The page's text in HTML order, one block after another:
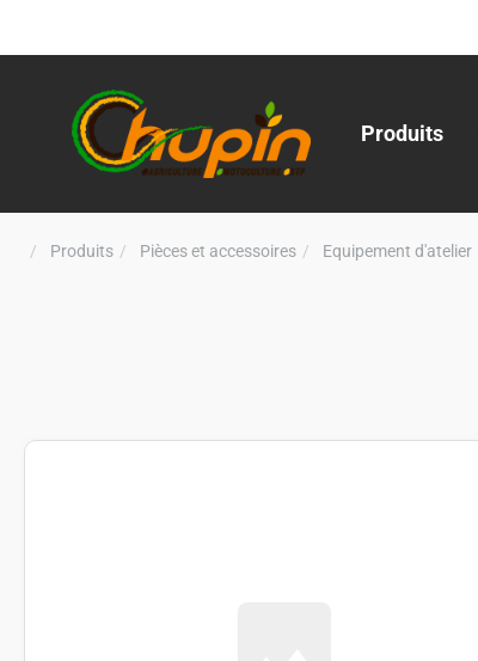
Produits
Produits Pièces et accessoires Equipement d'atelier